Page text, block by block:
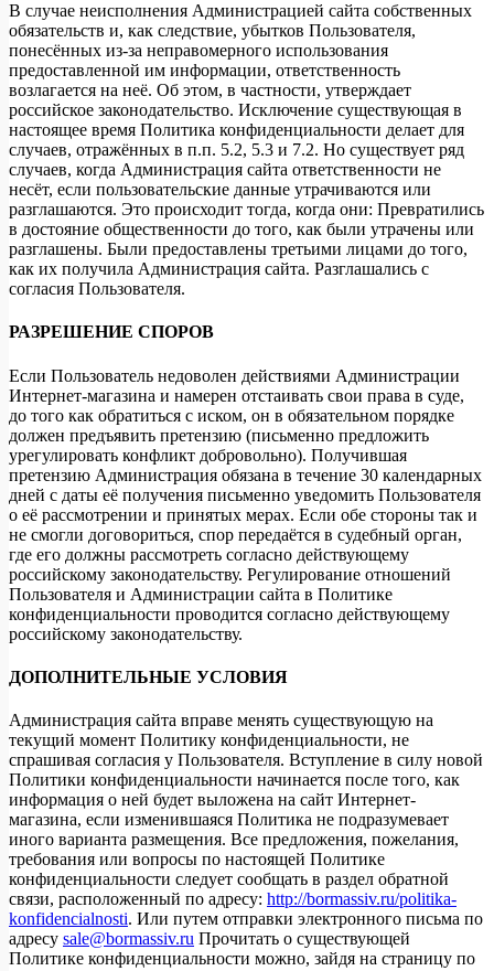
В случае неисполнения Администрацией сайта собственных
обязательств и, как следствие, убытков Пользователя,
понесённых из-за неправомерного использования
предоставленной им информации, ответственность
возлагается на неё. Об этом, в частности, утверждает
российское законодательство. Исключение существующая в
настоящее время Политика конфиденциальности делает для
случаев, отражённых в п.п. 5.2, 5.3 и 7.2. Но существует ряд
случаев, когда Администрация сайта ответственности не
несёт, если пользовательские данные утрачиваются или
разглашаются. Это происходит тогда, когда они: Превратились
в достояние общественности до того, как были утрачены или
разглашены. Были предоставлены третьими лицами до того,
как их получила Администрация сайта. Разглашались с
согласия Пользователя.
РАЗРЕШЕНИЕ СПОРОВ
Если Пользователь недоволен действиями Администрации
Интернет-магазина и намерен отстаивать свои права в суде,
до того как обратиться с иском, он в обязательном порядке
должен предъявить претензию (письменно предложить
урегулировать конфликт добровольно). Получившая
претензию Администрация обязана в течение 30 календарных
дней с даты её получения письменно уведомить Пользователя
о её рассмотрении и принятых мерах. Если обе стороны так и
не смогли договориться, спор передаётся в судебный орган,
где его должны рассмотреть согласно действующему
российскому законодательству. Регулирование отношений
Пользователя и Администрации сайта в Политике
конфиденциальности проводится согласно действующему
российскому законодательству.
ДОПОЛНИТЕЛЬНЫЕ УСЛОВИЯ
Администрация сайта вправе менять существующую на
текущий момент Политику конфиденциальности, не
спрашивая согласия у Пользователя. Вступление в силу новой
Политики конфиденциальности начинается после того, как
информация о ней будет выложена на сайт Интернет-
магазина, если изменившаяся Политика не подразумевает
иного варианта размещения. Все предложения, пожелания,
требования или вопросы по настоящей Политике
конфиденциальности следует сообщать в раздел обратной
связи, расположенный по адресу: http://bormassiv.ru/politika-
konfidencialnosti. Или путем отправки электронного письма по
адресу sale@bormassiv.ru Прочитать о существующей
Политике конфиденциальности можно, зайдя на страницу по